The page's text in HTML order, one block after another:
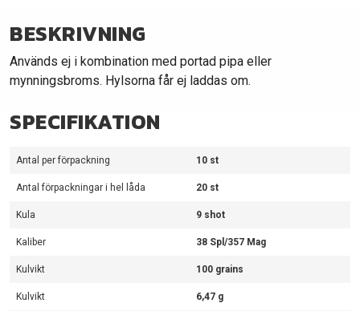
BESKRIVNING
Används ej i kombination med portad pipa eller
mynningsbroms. Hylsorna får ej laddas om.
SPECIFIKATION
Antal per förpackning 10 st
Antal förpackningar i hel låda 20 st
Kula 9 shot
Kaliber 38 Spl/357 Mag
Kulvikt 100 grains
Kulvikt 6,47 g